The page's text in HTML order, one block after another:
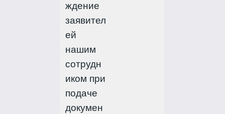
ждение
заявител
ей
нашим
сотрудн
иком при
подаче
докумен